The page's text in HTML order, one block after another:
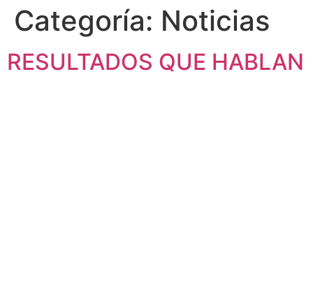
Categoría: Noticias
RESULTADOS QUE HABLAN